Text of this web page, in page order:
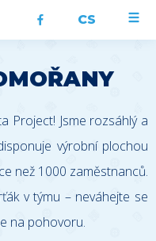
CS
Project! Jsme rozsáhlý a
výrobní plochou
než 1000 zaměstnanců.
v týmu – neváhejte se
na pohovoru.